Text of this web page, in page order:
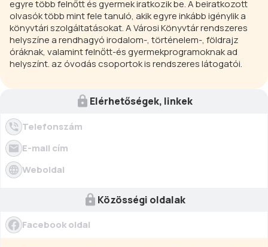
egyre több felnőtt és gyermek iratkozik be. A beiratkozott
olvasók több mint fele tanuló, akik egyre inkább igénylik a
könyvtári szolgáltatásokat. A Városi Könyvtár rendszeres
helyszíne a rendhagyó irodalom-, történelem-, földrajz
óráknak, valamint felnőtt-és gyermekprogramoknak ad
helyszínt. az óvodás csoportok is rendszeres látogatói.
Elérhetőségek, linkek
Telefonszám
E-mail cím
Weboldal
Közösségi oldalak
Facebook oldal